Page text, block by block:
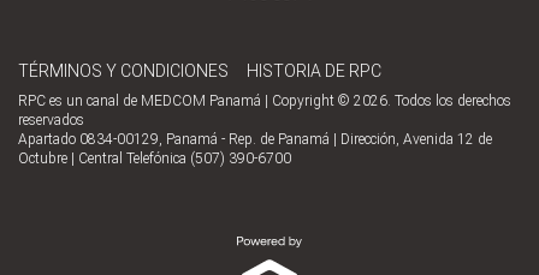
TÉRMINOS Y CONDICIONES HISTORIA DE RPC
RPC es un canal de MEDCOM Panamá | Copyright © 2026. Todos los derechos
reservados
Apartado 0834-00129, Panamá - Rep. de Panamá | Dirección, Avenida 12 de
Octubre | Central Telefónica (507) 390-6700